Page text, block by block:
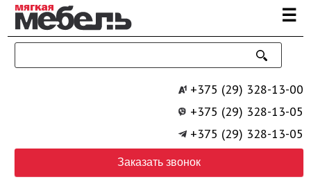
Перейти к основному содержанию ☰
+375 (29) 328-13-00
+375 (29) 328-13-05
+375 (29) 328-13-05
Заказать звонок